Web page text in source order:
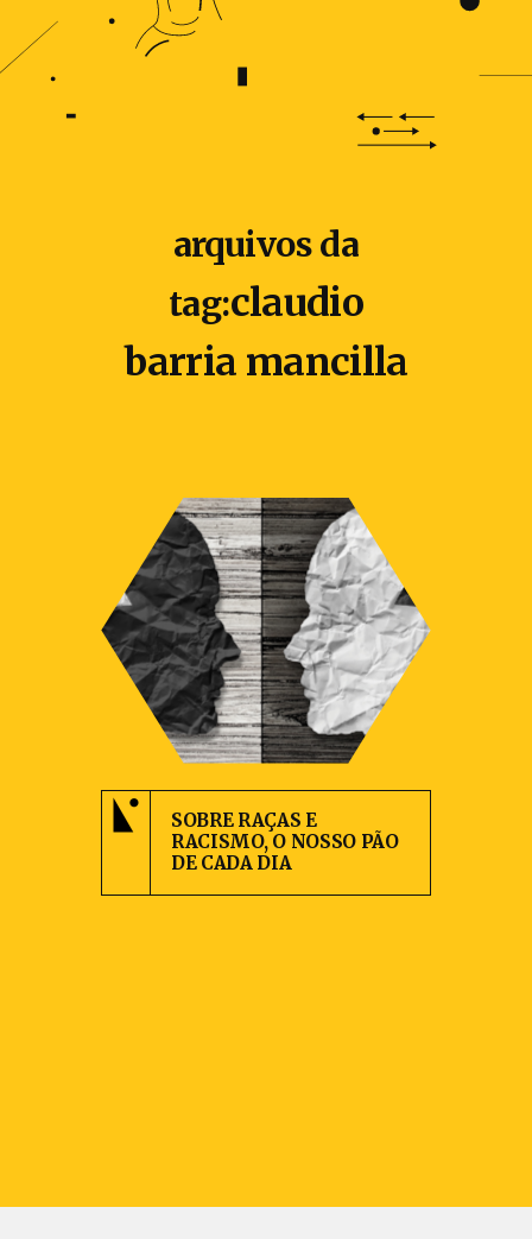
arquivos da
tag:claudio
barria mancilla
SOBRE RAÇAS E
RACISMO, O NOSSO PÃO
DE CADA DIA